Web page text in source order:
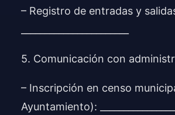
– Registro de entradas y
5. Comunicación con
– Inscripción en censo
Ayuntamiento):